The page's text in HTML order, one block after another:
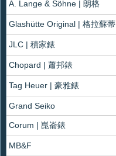
A. Lange & Söhne | 朗格
Glashütte Original | 格拉蘇蒂
JLC | 積家錶
Chopard | 蕭邦錶
Tag Heuer | 豪雅錶
Grand Seiko
Corum | 崑崙錶
MB&F